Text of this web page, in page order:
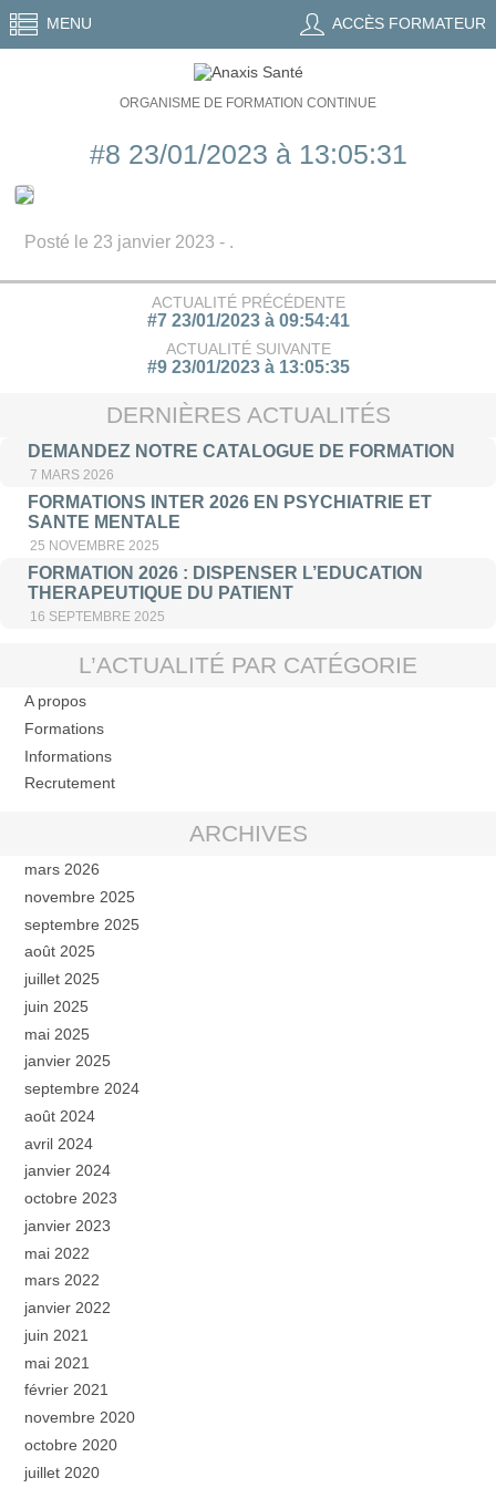
MENU ACCÈS FORMATEUR
ORGANISME DE FORMATION CONTINUE
#8 23/01/2023 à 13:05:31
Posté le 23 janvier 2023 - .
ACTUALITÉ PRÉCÉDENTE
#7 23/01/2023 à 09:54:41
ACTUALITÉ SUIVANTE
#9 23/01/2023 à 13:05:35
DERNIÈRES ACTUALITÉS
DEMANDEZ NOTRE CATALOGUE DE FORMATION
7 MARS 2026
FORMATIONS INTER 2026 EN PSYCHIATRIE ET
SANTE MENTALE
25 NOVEMBRE 2025
FORMATION 2026 : DISPENSER L’EDUCATION
THERAPEUTIQUE DU PATIENT
16 SEPTEMBRE 2025
L’ACTUALITÉ PAR CATÉGORIE
A propos
Formations
Informations
Recrutement
ARCHIVES
mars 2026
novembre 2025
septembre 2025
août 2025
juillet 2025
juin 2025
mai 2025
janvier 2025
septembre 2024
août 2024
avril 2024
janvier 2024
octobre 2023
janvier 2023
mai 2022
mars 2022
janvier 2022
juin 2021
mai 2021
février 2021
novembre 2020
octobre 2020
juillet 2020